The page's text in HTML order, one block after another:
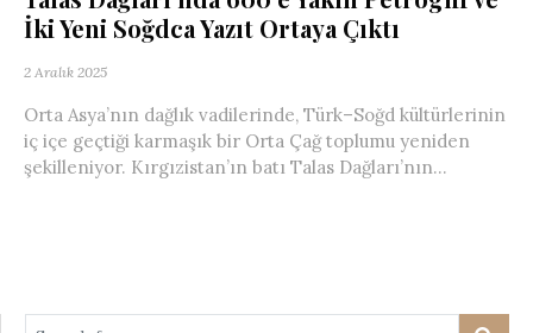
İki Yeni Soğdca Yazıt Ortaya Çıktı
2 Aralık 2025
Orta Asya’nın dağlık vadilerinde, Türk–Soğd kültürlerinin
iç içe geçtiği karmaşık bir Orta Çağ toplumu yeniden
şekilleniyor. Kırgızistan’ın batı Talas Dağları’nın...